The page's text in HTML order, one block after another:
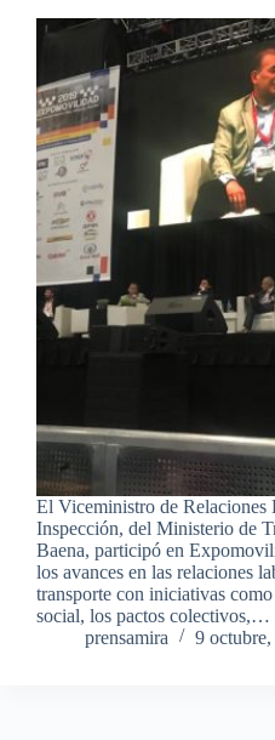
El Viceministro de Relaciones
Inspección, del Ministerio de
Baena, participó en
los avances en las relaciones
transporte con iniciativas
social, los pactos colectivos,…
prensamira
9